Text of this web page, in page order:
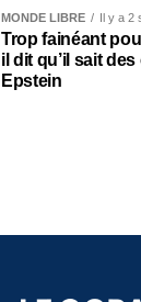
MONDE LIBRE Il y a 2
Trop fainéant
il dit qu’il sait
Epstein